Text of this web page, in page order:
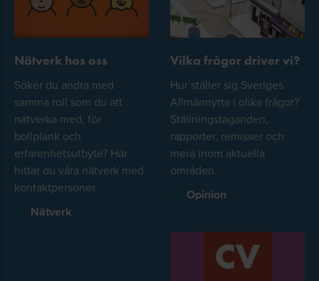
Nätverk hos oss
Söker du andra med
samma roll som du att
nätverka med, för
bollplank och
erfarenhetsutbyte? Här
hittar du våra nätverk med
kontaktpersoner.
Nätverk
Vilka frågor driver vi?
Hur ställer sig Sveriges
Allmännytta i olika frågor?
Ställningstaganden,
rapporter, remisser och
mera inom aktuella
områden.
Opinion